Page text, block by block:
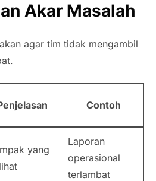
Akar Masalah
agar tim tidak mengambil
Contoh
yang
Laporan
operasional
terlambat